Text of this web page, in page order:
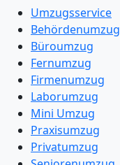
Umzugsservice
Behördenumzug
Büroumzug
Fernumzug
Firmenumzug
Laborumzug
Mini Umzug
Praxisumzug
Privatumzug